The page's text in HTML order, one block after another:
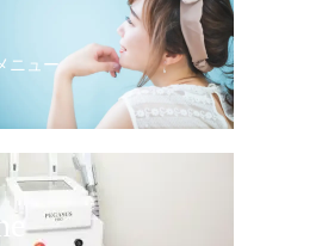
ニュー